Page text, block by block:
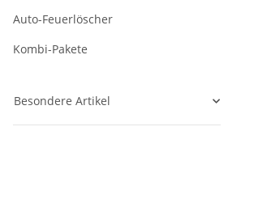
Auto-Feuerlöscher
Kombi-Pakete
Besondere Artikel